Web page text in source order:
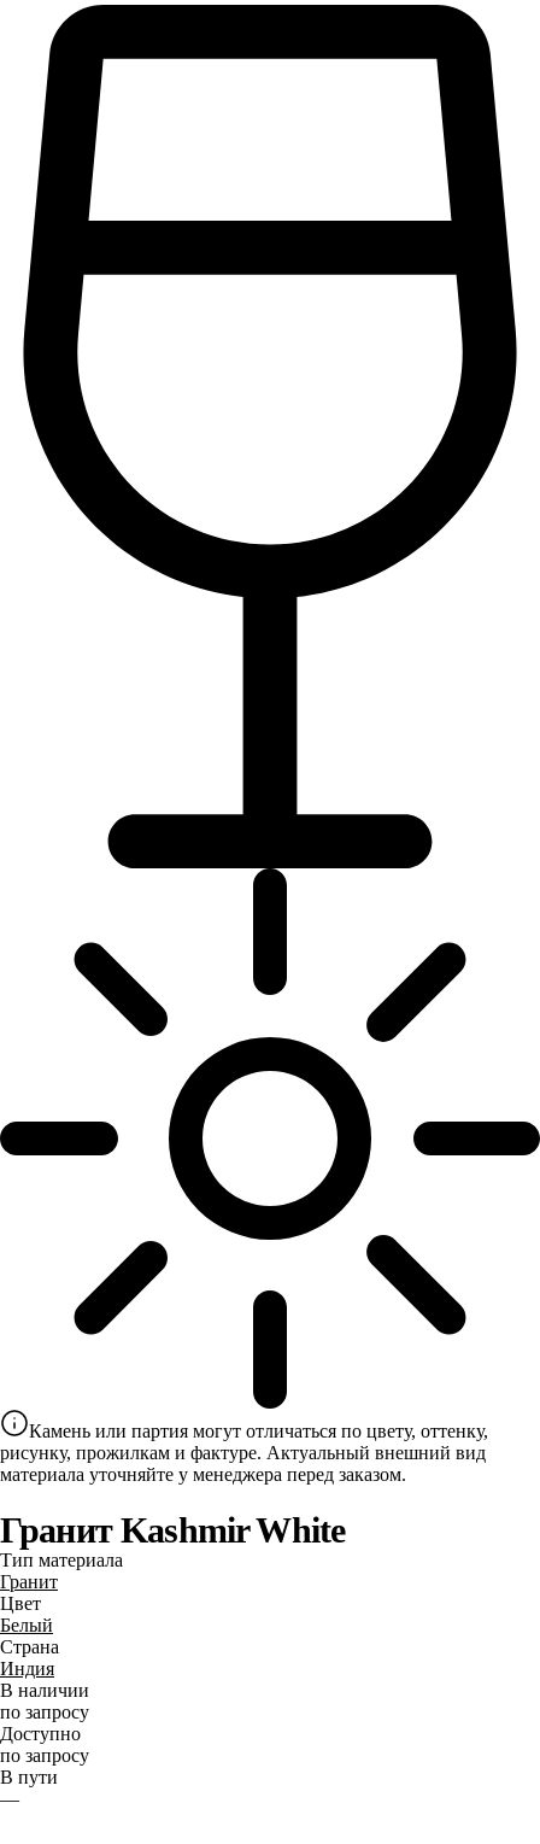
Камень или партия могут отличаться по цвету, оттенку,
рисунку, прожилкам и фактуре. Актуальный внешний вид
материала уточняйте у менеджера перед заказом.
Гранит Kashmir White
Тип материала
Гранит
Цвет
Белый
Страна
Индия
В наличии
по запросу
Доступно
по запросу
В пути
—